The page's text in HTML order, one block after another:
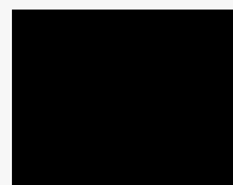
動